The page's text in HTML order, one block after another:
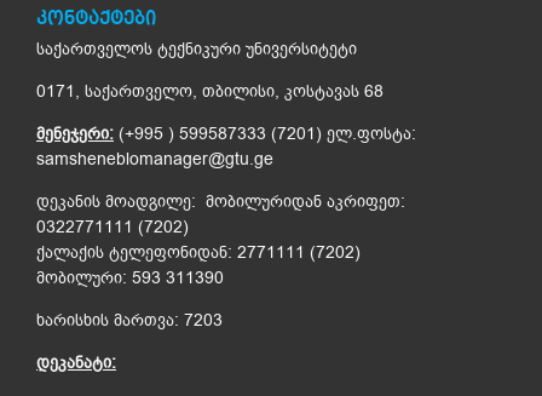
ᲙᲝᲜᲢᲐᲥᲢᲔᲑᲘ
საქართველოს ტექნიკური უნივერსიტეტი
0171, საქართველო, თბილისი, კოსტავას 68
მენეჯერი: (+995 ) 599587333 (7201) ელ.ფოსტა:
samsheneblomanager@gtu.ge
დეკანის მოადგილე: მობილურიდან აკრიფეთ:
0322771111 (7202)
ქალაქის ტელეფონიდან: 2771111 (7202)
მობილური: 593 311390
ხარისხის მართვა: 7203
დეკანატი: